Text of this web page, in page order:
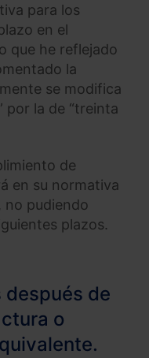
para los
en el
que he reflejado
la
se modifica
por la de “treinta
de
en su normativa
no pudiendo
plazos.
de
o